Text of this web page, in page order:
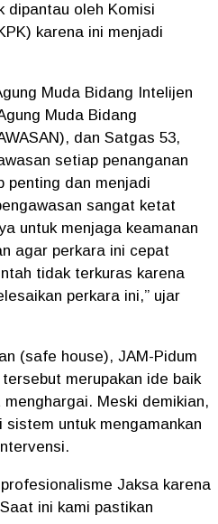
dipantau oleh Komisi
karena ini menjadi
Muda Bidang Intelijen
Muda Bidang
dan Satgas 53,
setiap penanganan
penting dan menjadi
sangat ketat
untuk menjaga keamanan
agar perkara ini cepat
tidak terkuras karena
perkara ini,” ujar
(safe house), JAM-Pidum
merupakan ide baik
Meski demikian,
untuk mengamankan
Jaksa karena
ini kami pastikan